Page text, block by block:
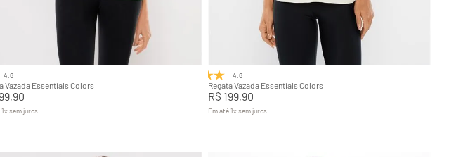
GG
Adicionar na sacola
4.6
Vazada Essentials Colors
,90
1xsem juros
G GG
Adicionar na sacola
4.6
Regata Vazada Essentials Colors
R$ 199,90
Em até 1xsem juros